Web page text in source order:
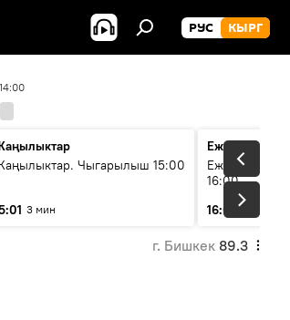
РУС КЫРГ
14:00
Чыгарылыш 15:00
3 мин
Ежедневные
Ежедневные
16:00
16:01
3 мин
г. Бишкек 89.3